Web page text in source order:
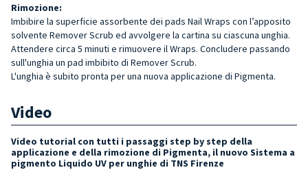
Rimozione:
Imbibire la superficie assorbente dei pads Nail Wraps con l’apposito
solvente Remover Scrub ed avvolgere la cartina su ciascuna unghia.
Attendere circa 5 minuti e rimuovere il Wraps. Concludere passando
sull'unghia un pad imbibito di Remover Scrub.
L'unghia è subito pronta per una nuova applicazione di Pigmenta.
Video
Video tutorial con tutti i passaggi step by step della
applicazione e della rimozione di Pigmenta, il nuovo Sistema a
pigmento Liquido UV per unghie di TNS Firenze